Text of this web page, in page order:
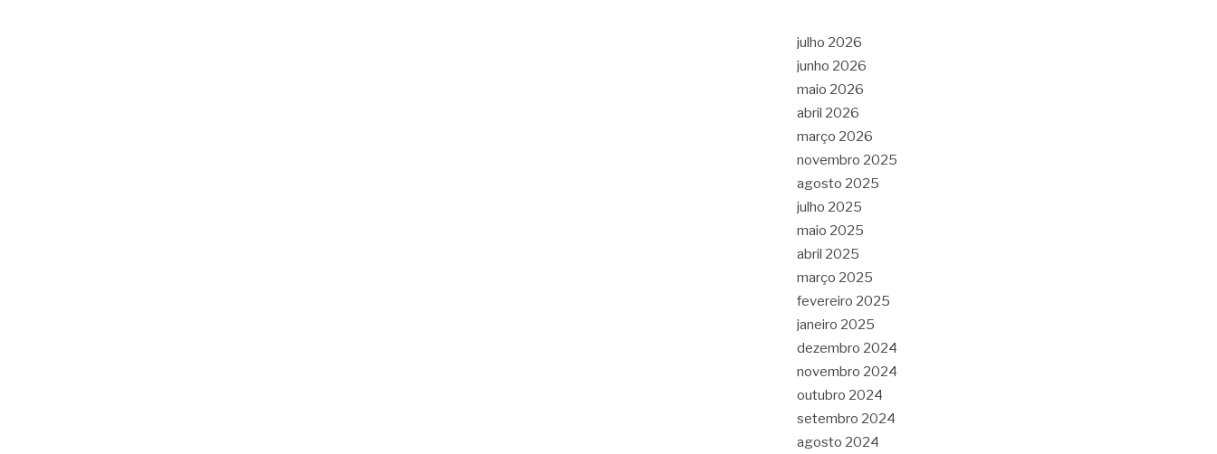
julho 2026
junho 2026
maio 2026
abril 2026
março 2026
novembro 2025
agosto 2025
julho 2025
maio 2025
abril 2025
março 2025
fevereiro 2025
janeiro 2025
dezembro 2024
novembro 2024
outubro 2024
setembro 2024
agosto 2024